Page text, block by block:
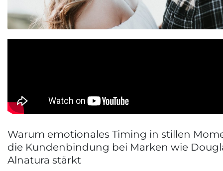
Warum emotionales Timing in stillen
die Kundenbindung bei Marken wie
Alnatura stärkt